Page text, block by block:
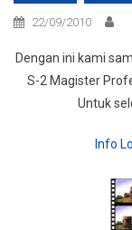
22/09/2010
Dengan ini kami
S-2 Magister
Untuk
Info